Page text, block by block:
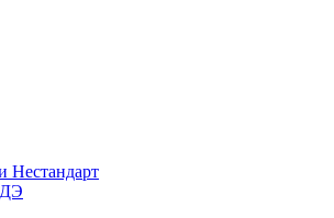
Нестандарт